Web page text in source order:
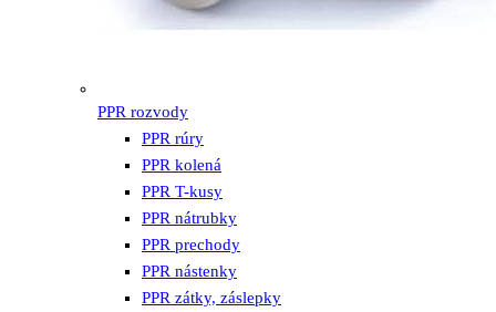
PPR rozvody
PPR rúry
PPR kolená
PPR T-kusy
PPR nátrubky
PPR prechody
PPR nástenky
PPR zátky, záslepky